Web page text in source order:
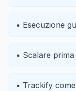
• Esecuzione
• Scalare
• Trackify